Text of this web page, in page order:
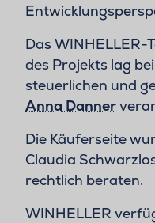
Das WINHELLER-
des Projekts lag bei
steuerlichen und
Anna Danner
Die Käuferseite
Claudia
rechtlich beraten.
WINHELLER